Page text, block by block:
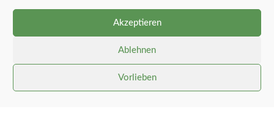
Akzeptieren
Ablehnen
Vorlieben